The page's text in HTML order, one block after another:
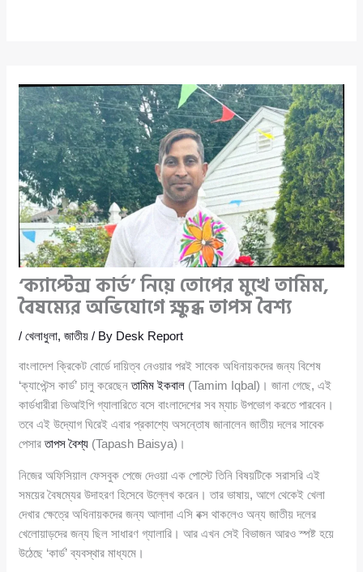
‘ক্যাপ্টেন্স কার্ড’ নিয়ে তোপের মুখে তামিম,
বৈষম্যের অভিযোগে ক্ষুব্ধ তাপস বৈশ্য
/খেলাধুলা,জাতীয় / By Desk Report
বাংলাদেশ ক্রিকেট বোর্ডে দায়িত্ব নেওয়ার পরই সাবেক অধিনায়কদের জন্য বিশেষ
‘ক্যাপ্টেন্স কার্ড’ চালু করেছেনতামিম ইকবাল (Tamim Iqbal)। জানা গেছে, এই
কার্ডধারীরা ভিআইপি গ্যালারিতে বসে বাংলাদেশের সব ম্যাচ উপভোগ করতে পারবেন।
তবে এই উদ্যোগ ঘিরেই এবার প্রকাশ্যে অসন্তোষ জানালেন জাতীয় দলের সাবেক
পেসারতাপস বৈশ্য (Tapash Baisya)।
নিজের অফিসিয়াল ফেসবুক পেজে দেওয়া এক পোস্টে তিনি বিষয়টিকে সরাসরি এই
সময়ের বৈষম্যের উদাহরণ হিসেবে উল্লেখ করেন। তার ভাষায়, আগে থেকেই খেলা
দেখার ক্ষেত্রে অধিনায়কদের জন্য আলাদা এসি বক্স থাকলেও অন্য জাতীয় দলের
খেলোয়াড়দের জন্য ছিল সাধারণ গ্যালারি। আর এখন সেই বিভাজন আরও স্পষ্ট হয়ে
উঠেছে ‘কার্ড’ ব্যবস্থার মাধ্যমে।